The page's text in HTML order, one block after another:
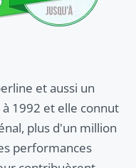
et aussi un
1992 et elle connut
plus d'un million
performances